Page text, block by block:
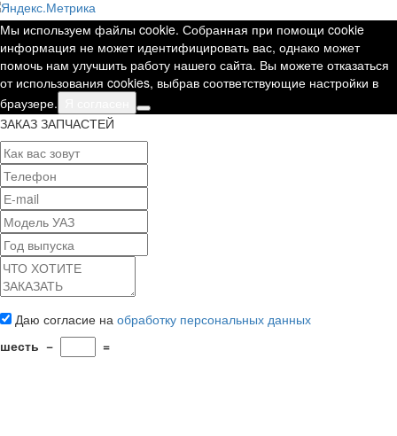
Мы используем файлы cookie. Собранная при помощи cookie
информация не может идентифицировать вас, однако может
помочь нам улучшить работу нашего сайта. Вы можете отказаться
от использования cookies, выбрав соответствующие настройки в
браузере.
ЗАКАЗ ЗАПЧАСТЕЙ
Даю согласие на обработку персональных данных
шесть − =